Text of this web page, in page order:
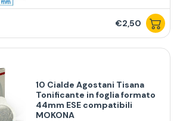
€2,50
10 Cialde Agostani Tisana
Tonificante in foglia formato
44mm ESE compatibili
MOKONA